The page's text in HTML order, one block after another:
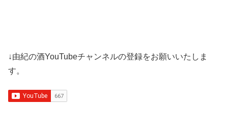
↓由紀の酒YouTubeチャンネルの登録をお願いいたしま
す。